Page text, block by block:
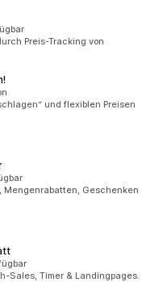
Preis-Tracking von
und flexiblen Preisen
Geschenken
Sales, Timer & Landingpages.